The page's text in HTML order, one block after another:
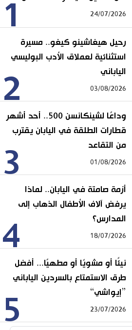
1 24/07/2026
2
رحيل هيغاشينو كيغو.. مسيرة
استثنائية لعملاق الأدب البوليسي
الياباني
03/08/2026
3
وداعًا لشينكانسن 500.. أحد أشهر
قطارات الطلقة في اليابان يقترب
من التقاعد
01/08/2026
4
أزمة صامتة في اليابان.. لماذا
يرفض آلاف الأطفال الذهاب إلى
المدارس؟
18/07/2026
5
نيئًا أو مشويًا أو مطهيًا... أفضل
طرق الاستمتاع بالسردين الياباني
”إيواشي“
23/07/2026